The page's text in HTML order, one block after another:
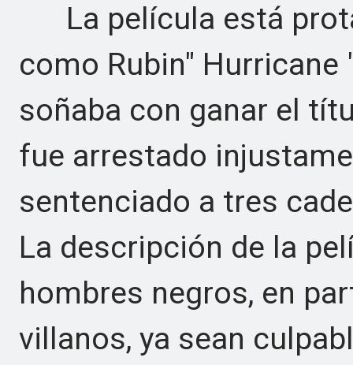
La película está
como Rubin" Hurricane
soñaba con ganar el
fue arrestado
sentenciado a tres
La descripción de la
hombres negros, en
villanos, ya sean